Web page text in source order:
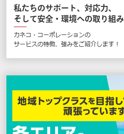
私たちのサポート、対応力、
そして安全・環境への取り組み
カネコ・コーポレーションの
サービスの特徴、強みをご紹介します !